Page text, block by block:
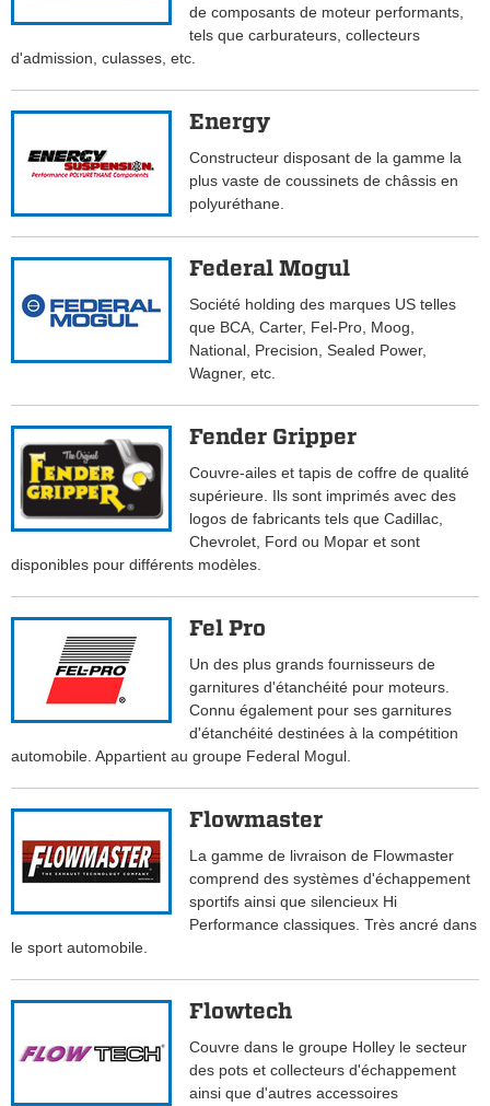
de composants de moteur performants,
tels que carburateurs, collecteurs
d'admission, culasses, etc.
Energy
Constructeur disposant de la gamme la
plus vaste de coussinets de châssis en
polyuréthane.
Federal Mogul
Société holding des marques US telles
que BCA, Carter, Fel-Pro, Moog,
National, Precision, Sealed Power,
Wagner, etc.
Fender Gripper
Couvre-ailes et tapis de coffre de qualité
supérieure. Ils sont imprimés avec des
logos de fabricants tels que Cadillac,
Chevrolet, Ford ou Mopar et sont
disponibles pour différents modèles.
Fel Pro
Un des plus grands fournisseurs de
garnitures d'étanchéité pour moteurs.
Connu également pour ses garnitures
d'étanchéité destinées à la compétition
automobile. Appartient au groupe Federal Mogul.
Flowmaster
La gamme de livraison de Flowmaster
comprend des systèmes d'échappement
sportifs ainsi que silencieux Hi
Performance classiques. Très ancré dans
le sport automobile.
Flowtech
Couvre dans le groupe Holley le secteur
des pots et collecteurs d'échappement
ainsi que d'autres accessoires